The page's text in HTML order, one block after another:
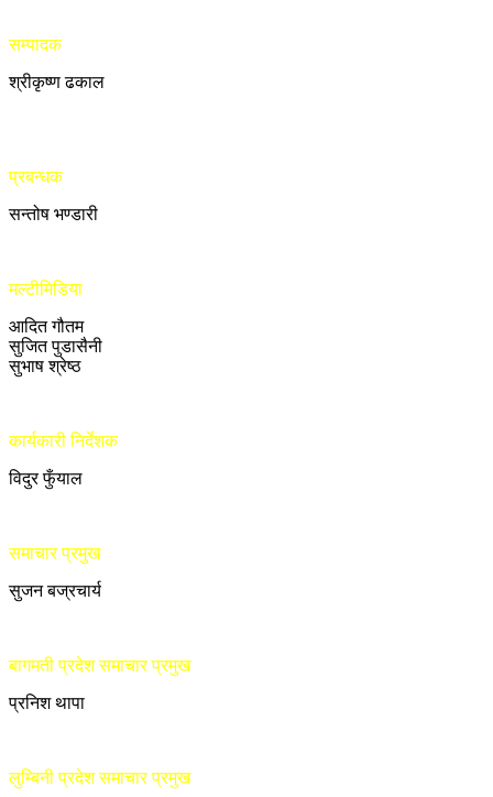
सम्पादक
श्रीकृष्ण ढकाल
प्रबन्धक
सन्तोष भण्डारी
मल्टीमिडिया
आदित गौतम
सुजित पुडासैनी
सुभाष श्रेष्ठ
कार्यकारी निर्देशक
विदुर फुँयाल
समाचार प्रमुख
सुजन बज्रचार्य
बागमती प्रदेश समाचार प्रमुख
प्रनिश थापा
लुम्बिनी प्रदेश समाचार प्रमुख